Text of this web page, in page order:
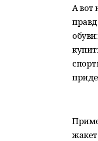
А вот